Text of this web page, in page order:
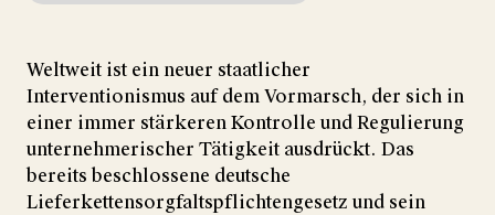
Weltweit ist ein neuer staatlicher
Interventionismus auf dem Vormarsch, der sich in
einer immer stärkeren Kontrolle und Regulierung
unternehmerischer Tätigkeit ausdrückt. Das
bereits beschlossene deutsche
Lieferkettensorgfaltspflichtengesetz und sein